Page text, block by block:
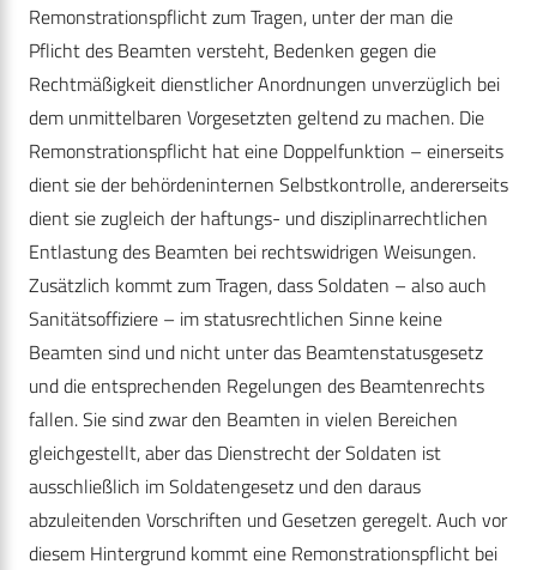
Remonstrationspflicht zum Tragen, unter der man die
Pflicht des Beamten versteht, Bedenken gegen die
Rechtmäßigkeit dienstlicher Anordnungen unverzüglich bei
dem unmittelbaren Vorgesetzten geltend zu machen. Die
Remonstrationspflicht hat eine Doppelfunktion – einerseits
dient sie der behördeninternen Selbstkontrolle, andererseits
dient sie zugleich der haftungs- und disziplinarrechtlichen
Entlastung des Beamten bei rechtswidrigen Weisungen.
Zusätzlich kommt zum Tragen, dass Soldaten – also auch
Sanitätsoffiziere – im statusrechtlichen Sinne keine
Beamten sind und nicht unter das Beamtenstatusgesetz
und die entsprechenden Regelungen des Beamtenrechts
fallen. Sie sind zwar den Beamten in vielen Bereichen
gleichgestellt, aber das Dienstrecht der Soldaten ist
ausschließlich im Soldatengesetz und den daraus
abzuleitenden Vorschriften und Gesetzen geregelt. Auch vor
diesem Hintergrund kommt eine Remonstrationspflicht bei